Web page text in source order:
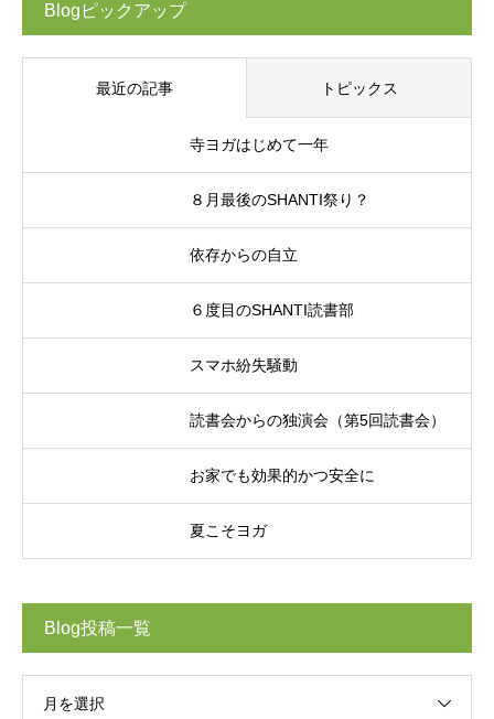
Blogピックアップ
最近の記事 トピックス
寺ヨガはじめて一年
８月最後のSHANTI祭り？
依存からの自立
６度目のSHANTI読書部
スマホ紛失騒動
読書会からの独演会（第5回読書会）
お家でも効果的かつ安全に
夏こそヨガ
Blog投稿一覧
月を選択